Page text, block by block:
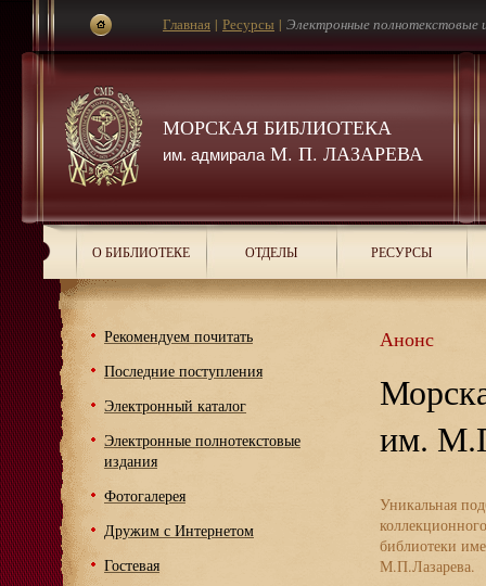
МОРСКАЯ БИБЛИОТЕКА
им. адмиралаМ. П. ЛАЗАРЕВА
Главная | Ресурсы | Электронные полнотекстовые
О БИБЛИОТЕКЕ ОТДЕЛЫ РЕСУРСЫ
Рекомендуем почитать
Последние поступления
Электронный каталог
Электронные полнотекстовые
издания
Фотогалерея
Дружим с Интернетом
Гостевая
Анонс
им.
Уникальная
библиотеки
М.П.Лазарева.